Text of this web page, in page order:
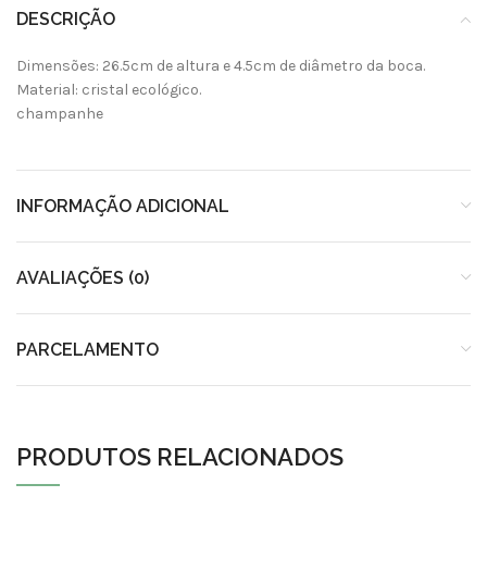
DESCRIÇÃO
Dimensões: 26.5cm de altura e 4.5cm de diâmetro da boca.
Material: cristal ecológico.
champanhe
INFORMAÇÃO ADICIONAL
AVALIAÇÕES (0)
PARCELAMENTO
PRODUTOS RELACIONADOS